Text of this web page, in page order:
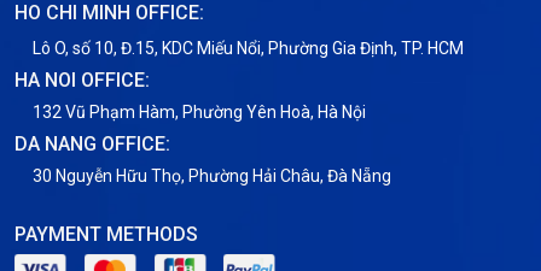
Tin tức
HO CHI MINH OFFICE:
Lô O, số 10, Đ.15, KDC Miếu Nổi, Phường Gia Định, TP. HCM
HA NOI OFFICE:
132 Vũ Phạm Hàm, Phường Yên Hoà, Hà Nội
DA NANG OFFICE:
30 Nguyễn Hữu Thọ, Phường Hải Châu, Đà Nẵng
PAYMENT METHODS